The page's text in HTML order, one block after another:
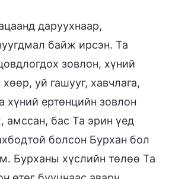
даруухнаар,
байж ирсэн. Та
зовлон, хүний
уй гашууг, хавчлага,
хүний ертөнцийн зовлон
амссан, бас Та эрин үед
болсон Бурхан бол
Бурханы хүслийн төлөө Та